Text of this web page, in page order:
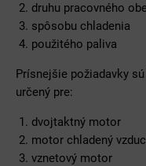
druhu pracovného
spôsobu chladenia
použitého paliva
Prísnejšie požiadavky
určený pre:
dvojtaktný motor
motor chladený
vznetový motor